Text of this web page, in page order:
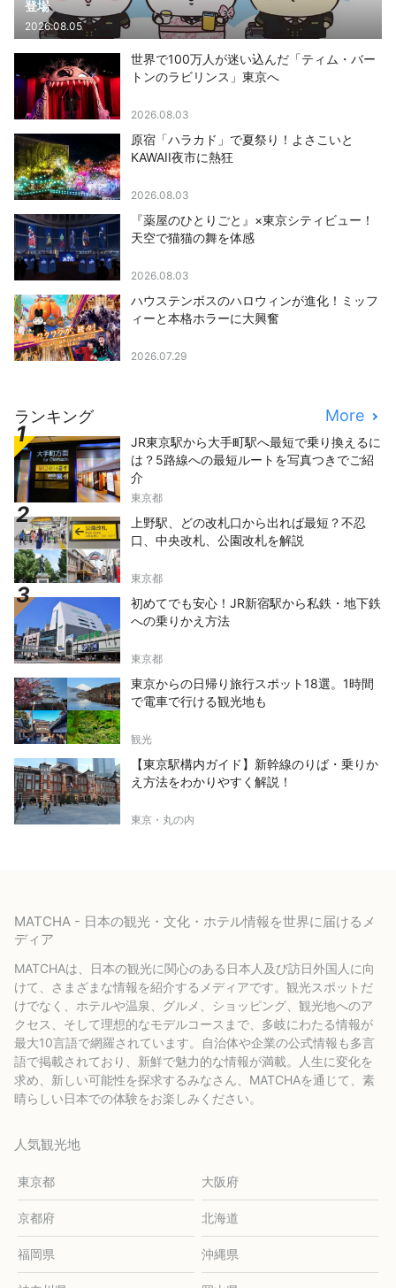
登場
2026.08.05
世界で100万人が迷い込んだ「ティム・バー
トンのラビリンス」東京へ
2026.08.03
原宿「ハラカド」で夏祭り！よさこいと
KAWAII夜市に熱狂
2026.08.03
『薬屋のひとりごと』×東京シティビュー！
天空で猫猫の舞を体感
2026.08.03
ハウステンボスのハロウィンが進化！ミッフ
ィーと本格ホラーに大興奮
2026.07.29
ランキング More
JR東京駅から大手町駅へ最短で乗り換えるに
は？5路線への最短ルートを写真つきでご紹
介
東京都
上野駅、どの改札口から出れば最短？不忍
口、中央改札、公園改札を解説
東京都
初めてでも安心！JR新宿駅から私鉄・地下鉄
への乗りかえ方法
東京都
東京からの日帰り旅行スポット18選。1時間
で電車で行ける観光地も
観光
【東京駅構内ガイド】新幹線のりば・乗りか
え方法をわかりやすく解説！
東京・丸の内
MATCHA - 日本の観光・文化・ホテル情報を世界に届けるメ
ディア
MATCHAは、日本の観光に関心のある日本人及び訪日外国人に向
けて、さまざまな情報を紹介するメディアです。観光スポットだ
けでなく、ホテルや温泉、グルメ、ショッピング、観光地へのア
クセス、そして理想的なモデルコースまで、多岐にわたる情報が
最大10言語で網羅されています。自治体や企業の公式情報も多言
語で掲載されており、新鮮で魅力的な情報が満載。人生に変化を
求め、新しい可能性を探求するみなさん、MATCHAを通じて、素
晴らしい日本での体験をお楽しみください。
人気観光地
東京都 大阪府
京都府 北海道
福岡県 沖縄県